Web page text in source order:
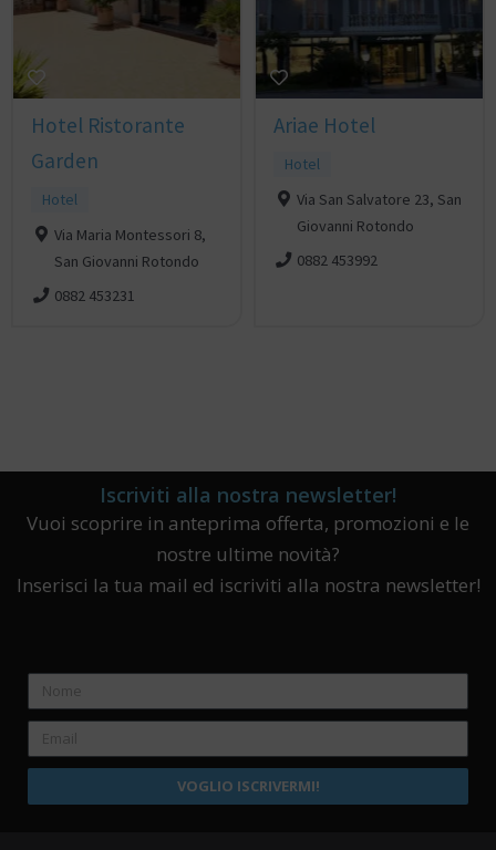
Hotel Ristorante
Garden
Hotel
Via Maria Montessori 8,
San Giovanni Rotondo
0882 453231
Ariae Hotel
Hotel
Via San Salvatore 23, San
Giovanni Rotondo
0882 453992
Iscriviti alla nostra newsletter!
Vuoi scoprire in anteprima offerta, promozioni e le
nostre ultime novità?
Inserisci la tua mail ed iscriviti alla nostra newsletter!
VOGLIO ISCRIVERMI!